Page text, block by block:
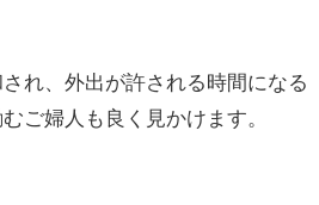
れ、外出が許される時間になる
ご婦人も良く見かけます。